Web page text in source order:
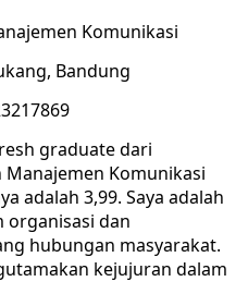
Komunikasi
Bandung
graduate dari
Komunikasi
adalah 3,99. Saya adalah
organisasi dan
hubungan masyarakat.
kejujuran dalam